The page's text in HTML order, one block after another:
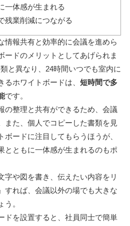
一体感が生まれる
残業削減につながる
情報共有と効率的に会議を進めら
ードのメリットとしてあげられま
と異なり、24時間いつでも室内に
るホワイトボードは、 短時間で多
です。
の整理と共有ができるため、会議
また、個人でコピーした書類を見
ードに注目してもらうほうが、
とともに一体感が生まれるのもポ
字や図を書き、伝えたい内容をリ
すれば、会議以外の場でも大きな
う。
ドを設置すると、社員同士で簡単